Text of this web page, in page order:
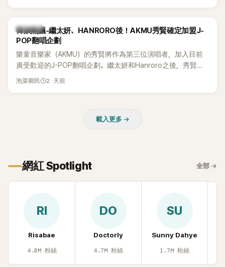
為第五代女團中極具辨識度的新生代代表之一。
熱議討論
韓娛熱議-繼太妍、HANRORO後！AKMU秀賢確定加盟J-
POP翻唱企劃
樂童音樂家（AKMU）的秀賢將作為第三位演唱者，加入目前
廣受歡迎的J-POP翻唱企劃。繼太妍和Hanroro之後，秀賢已
獲選為第三首翻唱歌曲的主唱，並於近期完成錄音。
泡菜鄉民 2 天前
載入更多 →
網紅 Spotlight 全部 →
RI
Risabae
4.0M 粉絲
DO
Doctorly
4.7M 粉絲
SU
Sunny Dahye
1.7M 粉絲